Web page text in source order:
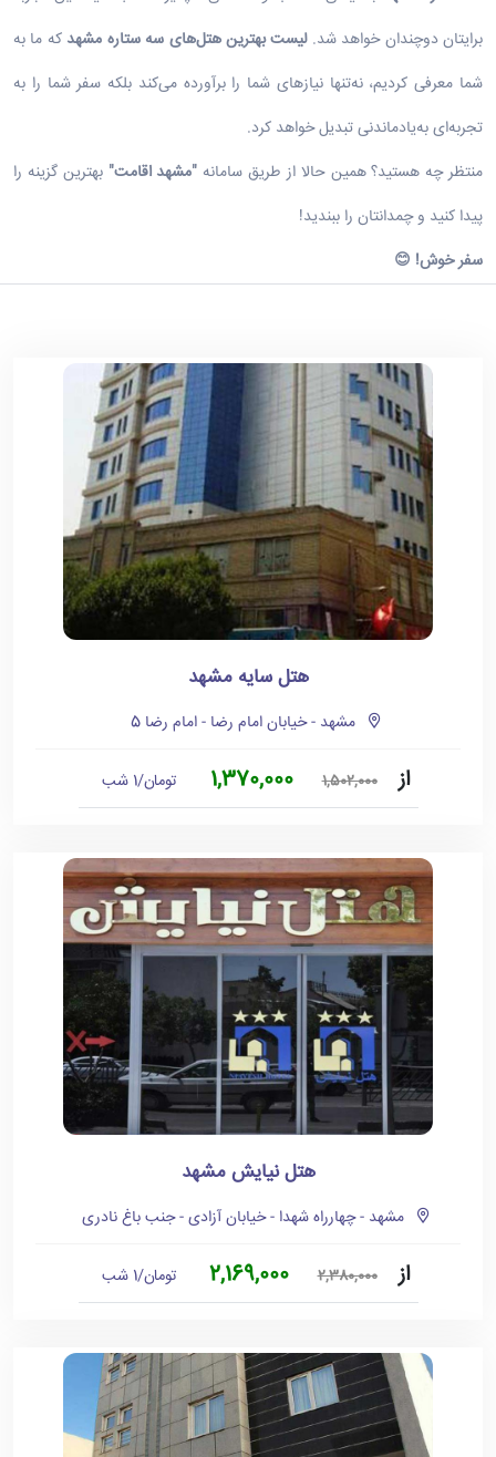
برایتان دوچندان خواهد شد.لیست بهترین هتل‌های سه ستاره مشهد که ما به
شما معرفی کردیم، نه‌تنها نیازهای شما را برآورده می‌کند بلکه سفر شما را به
تجربه‌ای به‌یادماندنی تبدیل خواهد کرد.
منتظر چه هستید؟ همین حالا از طریق سامانه "مشهد اقامت" بهترین گزینه را
پیدا کنید و چمدانتان را ببندید!
سفر خوش!
😊
هتل سایه مشهد
مشهد - خیابان امام رضا - امام رضا 5
از 1,502,000
1,370,000 تومان/1 شب
هتل نیایش مشهد
مشهد - چهارراه شهدا - خیابان آزادی - جنب باغ نادری
از 2,380,000
2,169,000 تومان/1 شب